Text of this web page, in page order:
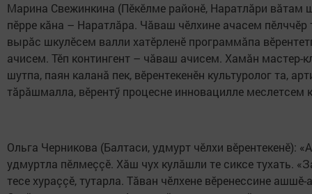
Марина Свежинкина (Пӗкӗлме районӗ, Наратлăри вăтам
пӗрре кăна – Наратлăра. Чăваш чӗлхине ачасем
вырăс шкулӗсем валли хатӗрленӗ программăпа
ачисем. Тӗп контингент – чăваш ачисем. Хамăн
шутпа, паян каланă пек, вӗрентекенӗн культуролог та,
тăрăшмалла, вӗрентӳ процесне инновацилле меслетсем
Ольга Черникова (Балтаси, удмурт чӗлхи вӗрентекенӗ):
удмуртла пӗлмеççӗ. Хăш чух кулăшли те сиксе тухать.
тесе хураççӗ, тутарла. Тăван чӗлхене вӗренессине